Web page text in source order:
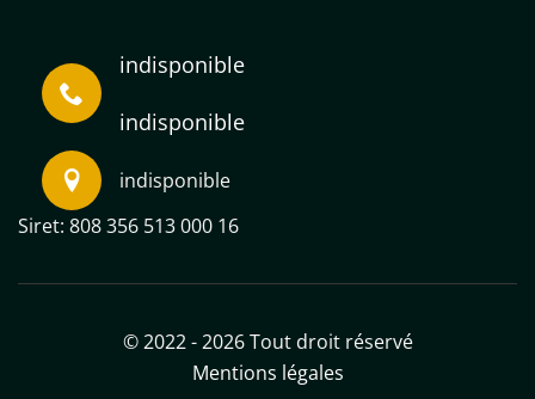
indisponible
indisponible
indisponible
Siret: 808 356 513 000 16
© 2022 - 2026 Tout droit réservé
Mentions légales